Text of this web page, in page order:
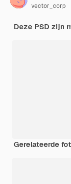
vector_corp
Deze PSD zijn
Gerelateerde